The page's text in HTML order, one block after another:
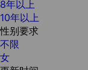
8年以上
10年以上
性别要求
不限
女